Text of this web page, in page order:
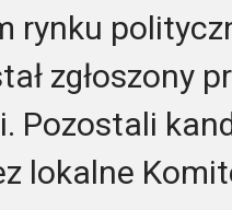
rynku
zgłoszony
Pozostali
lokalne